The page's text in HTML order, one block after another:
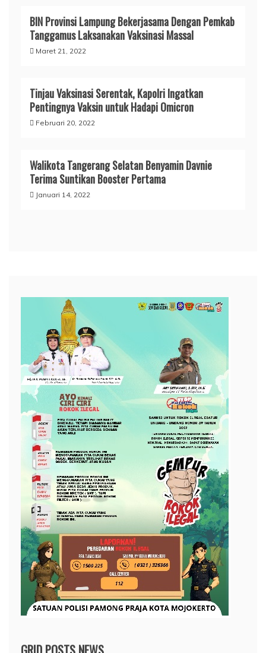
BIN Provinsi Lampung Bekerjasama Dengan Pemkab
Tanggamus Laksanakan Vaksinasi Massal
Maret 21, 2022
Tinjau Vaksinasi Serentak, Kapolri Ingatkan
Pentingnya Vaksin untuk Hadapi Omicron
Februari 20, 2022
Walikota Tangerang Selatan Benyamin Davnie
Terima Suntikan Booster Pertama
Januari 14, 2022